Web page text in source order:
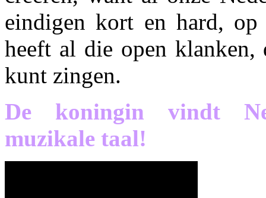
eindigen kort en hard, op
heeft al die open
kunt zingen.
De koningin vindt
muzikale taal!